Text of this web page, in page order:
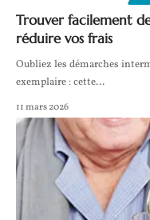
Trouver facilement
réduire vos frais
Oubliez les démarches
exemplaire : cette…
11 mars 2026